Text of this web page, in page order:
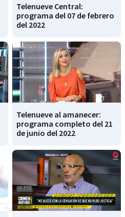
Telenueve Central:
programa del 07 de febrero
del 2022
Telenueve al amanecer:
programa completo del 21
de junio del 2022